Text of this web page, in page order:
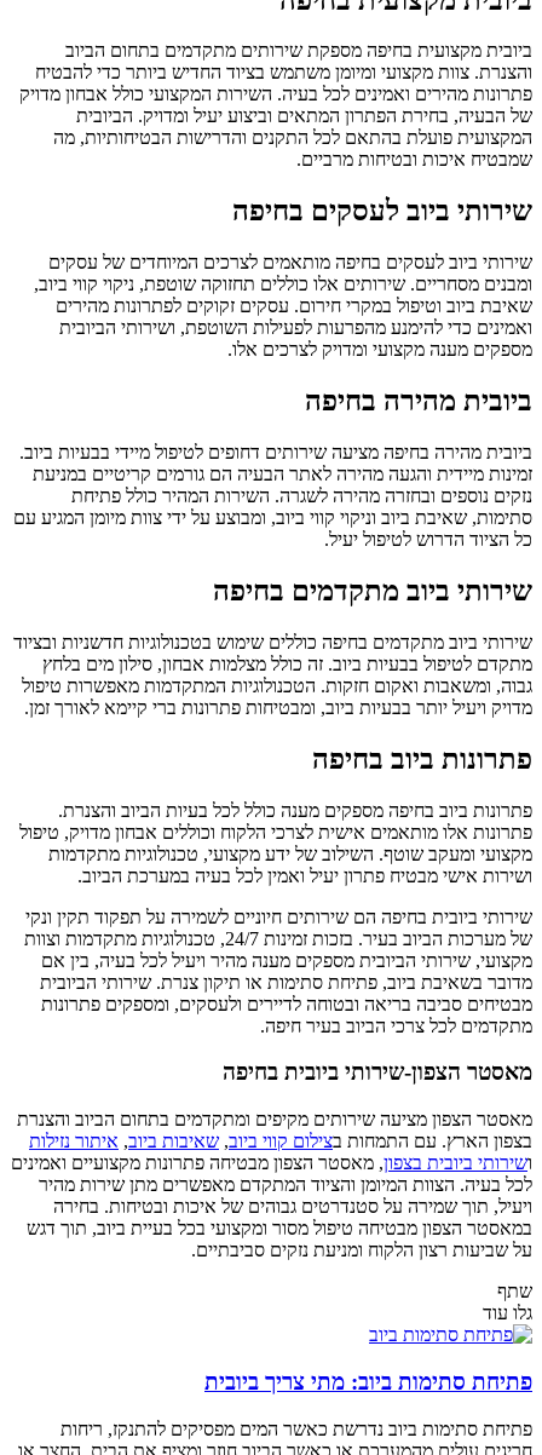
ביובית מקצועית בחיפה מספקת שירותים מתקדמים בתחום הביוב
והצנרת. צוות מקצועי ומיומן משתמש בציוד החדיש ביותר כדי להבטיח
פתרונות מהירים ואמינים לכל בעיה. השירות המקצועי כולל אבחון מדויק
של הבעיה, בחירת הפתרון המתאים וביצוע יעיל ומדויק. הביובית
המקצועית פועלת בהתאם לכל התקנים והדרישות הבטיחותיות, מה
שמבטיח איכות ובטיחות מרביים.
שירותי ביוב לעסקים בחיפה
שירותי ביוב לעסקים בחיפה מותאמים לצרכים המיוחדים של עסקים
ומבנים מסחריים. שירותים אלו כוללים תחזוקה שוטפת, ניקוי קווי ביוב,
שאיבת ביוב וטיפול במקרי חירום. עסקים זקוקים לפתרונות מהירים
ואמינים כדי להימנע מהפרעות לפעילות השוטפת, ושירותי הביובית
מספקים מענה מקצועי ומדויק לצרכים אלו.
ביובית מהירה בחיפה
ביובית מהירה בחיפה מציעה שירותים דחופים לטיפול מיידי בבעיות ביוב.
זמינות מיידית והגעה מהירה לאתר הבעיה הם גורמים קריטיים במניעת
נזקים נוספים ובחזרה מהירה לשגרה. השירות המהיר כולל פתיחת
סתימות, שאיבת ביוב וניקוי קווי ביוב, ומבוצע על ידי צוות מיומן המגיע עם
כל הציוד הדרוש לטיפול יעיל.
שירותי ביוב מתקדמים בחיפה
שירותי ביוב מתקדמים בחיפה כוללים שימוש בטכנולוגיות חדשניות ובציוד
מתקדם לטיפול בבעיות ביוב. זה כולל מצלמות אבחון, סילון מים בלחץ
גבוה, ומשאבות ואקום חזקות. הטכנולוגיות המתקדמות מאפשרות טיפול
מדויק ויעיל יותר בבעיות ביוב, ומבטיחות פתרונות ברי קיימא לאורך זמן.
פתרונות ביוב בחיפה
פתרונות ביוב בחיפה מספקים מענה כולל לכל בעיות הביוב והצנרת.
פתרונות אלו מותאמים אישית לצרכי הלקוח וכוללים אבחון מדויק, טיפול
מקצועי ומעקב שוטף. השילוב של ידע מקצועי, טכנולוגיות מתקדמות
ושירות אישי מבטיח פתרון יעיל ואמין לכל בעיה במערכת הביוב.
שירותי ביובית בחיפה הם שירותים חיוניים לשמירה על תפקוד תקין ונקי
של מערכות הביוב בעיר. בזכות זמינות 24/7, טכנולוגיות מתקדמות וצוות
מקצועי, שירותי הביובית מספקים מענה מהיר ויעיל לכל בעיה, בין אם
מדובר בשאיבת ביוב, פתיחת סתימות או תיקון צנרת. שירותי הביובית
מבטיחים סביבה בריאה ובטוחה לדיירים ולעסקים, ומספקים פתרונות
מתקדמים לכל צרכי הביוב בעיר חיפה.
מאסטר הצפון-שירותי ביובית בחיפה
מאסטר הצפון מציעה שירותים מקיפים ומתקדמים בתחום הביוב והצנרת
בצפון הארץ. עם התמחות בצילום קווי ביוב, שאיבות ביוב, איתור נזילות
ושירותי ביובית בצפון, מאסטר הצפון מבטיחה פתרונות מקצועיים ואמינים
לכל בעיה. הצוות המיומן והציוד המתקדם מאפשרים מתן שירות מהיר
ויעיל, תוך שמירה על סטנדרטים גבוהים של איכות ובטיחות. בחירה
במאסטר הצפון מבטיחה טיפול מסור ומקצועי בכל בעיית ביוב, תוך דגש
על שביעות רצון הלקוח ומניעת נזקים סביבתיים.
שתף
גלו עוד
פתיחת סתימות ביוב: מתי צריך ביובית
פתיחת סתימות ביוב נדרשת כאשר המים מפסיקים להתנקז, ריחות
חריגים עולים מהמערכת או כאשר הביוב חוזר ומציף את הבית, החצר או